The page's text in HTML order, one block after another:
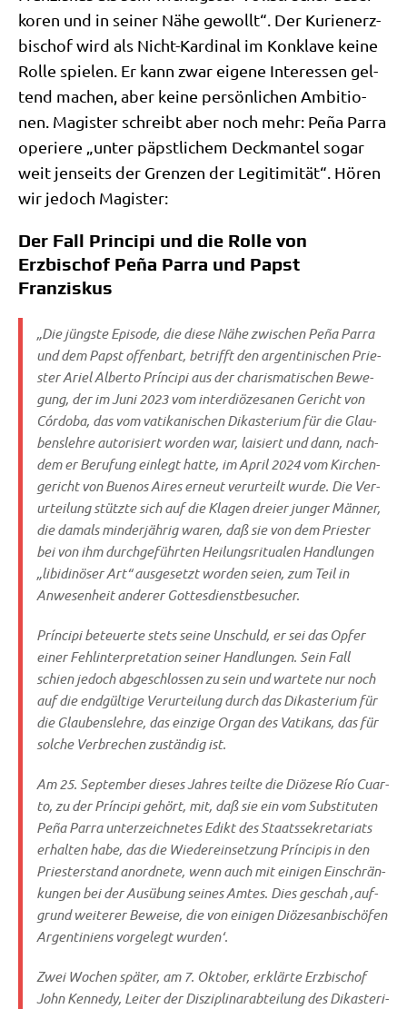
ko­ren und in sei­ner Nähe gewollt“. Der Kuri­en­erz­
bi­schof wird als Nicht-Kar­di­nal im Kon­kla­ve kei­ne
Rol­le spie­len. Er kann zwar eige­ne Inter­es­sen gel­
tend machen, aber kei­ne per­sön­li­chen Ambi­tio­
nen. Magi­ster schreibt aber noch mehr: Peña Par­ra
ope­rie­re „unter päpst­li­chem Deck­man­tel sogar
weit jen­seits der Gren­zen der Legi­ti­mi­tät“. Hören
wir jedoch Magister:
Der Fall Principi und die Rolle von
Erzbischof Peña Parra und Papst
Franziskus
„Die jüng­ste Epi­so­de, die die­se Nähe zwi­schen Peña Par­ra
und dem Papst offen­bart, betrifft den argen­ti­ni­schen Prie­
ster Ari­el Alber­to Prín­ci­pi aus der cha­ris­ma­ti­schen Bewe­
gung, der im Juni 2023 vom inter­diö­ze­sa­nen Gericht von
Cór­do­ba, das vom vati­ka­ni­schen Dik­aste­ri­um für die Glau­
bens­leh­re auto­ri­siert wor­den war, lai­siert und dann, nach­
dem er Beru­fung ein­legt hat­te, im April 2024 vom Kir­chen­
ge­richt von Bue­nos Aires erneut ver­ur­teilt wur­de. Die Ver­
ur­tei­lung stütz­te sich auf die Kla­gen drei­er jun­ger Män­ner,
die damals min­der­jäh­rig waren, daß sie von dem Prie­ster
bei von ihm durch­ge­führ­ten Hei­lungs­ri­tua­len Hand­lun­gen
„libi­di­nö­ser Art“ aus­ge­setzt wor­den sei­en, zum Teil in
Anwe­sen­heit ande­rer Gottesdienstbesucher.
Prín­ci­pi beteu­er­te stets sei­ne Unschuld, er sei das Opfer
einer Fehl­in­ter­pre­ta­ti­on sei­ner Hand­lun­gen. Sein Fall
schien jedoch abge­schlos­sen zu sein und war­te­te nur noch
auf die end­gül­ti­ge Ver­ur­tei­lung durch das Dik­aste­ri­um für
die Glau­bens­leh­re, das ein­zi­ge Organ des Vati­kans, das für
sol­che Ver­bre­chen zustän­dig ist.
Am 25. Sep­tem­ber die­ses Jah­res teil­te die Diö­ze­se Río Cuar­
to, zu der Prín­ci­pi gehört, mit, daß sie ein vom Sub­sti­tu­ten
Peña Par­ra unter­zeich­ne­tes Edikt des Staats­se­kre­ta­ri­ats
erhal­ten habe, das die Wie­der­ein­set­zung Prín­ci­pis in den
Prie­ster­stand anord­ne­te, wenn auch mit eini­gen Ein­schrän­
kun­gen bei der Aus­übung sei­nes Amtes. Dies geschah ‚auf­
grund wei­te­rer Bewei­se, die von eini­gen Diö­ze­san­bi­schö­fen
Argen­ti­ni­ens vor­ge­legt wurden‘.
Zwei Wochen spä­ter, am 7. Okto­ber, erklär­te Erz­bi­schof
John Ken­ne­dy, Lei­ter der Dis­zi­pli­nar­ab­tei­lung des Dik­aste­ri­